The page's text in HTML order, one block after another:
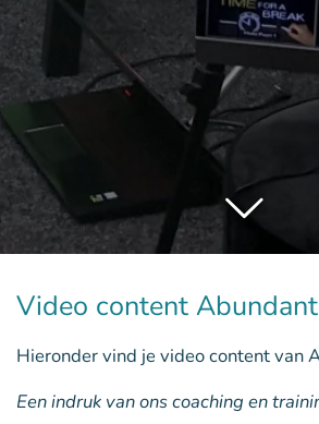
Video content
Hieronder vind je video content van
Een indruk van ons coaching en